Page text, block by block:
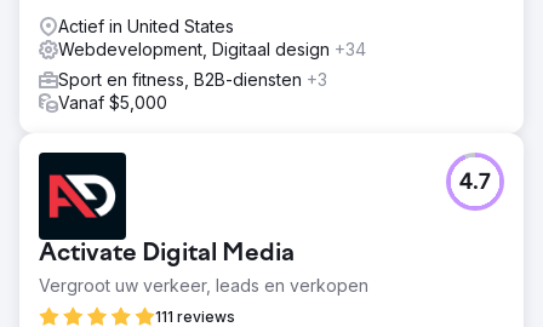
Actief in United States
Webdevelopment, Digitaal design +34
Sport en fitness, B2B-diensten +3
Vanaf $5,000
Activate Digital Media
Vergroot uw verkeer, leads en verkopen
111 reviews
4.7